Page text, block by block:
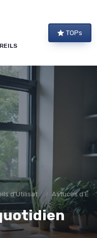
TOPs
d'Utilisation Astuces